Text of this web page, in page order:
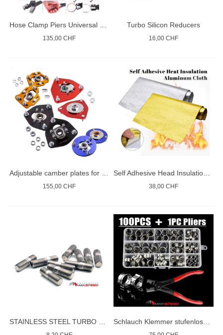
135,00 CHF
Turbo Silicon Reducers
16,00 CHF
Adjustable camber plates for coilovers
155,00 CHF
Self Adhesive Head Insulation Aluminium Cloth
38,00 CHF
STAINLESS STEEL TURBO STUDM10x1.25 Schlauch Klemmer stufenlose Chromstahl Kit 130